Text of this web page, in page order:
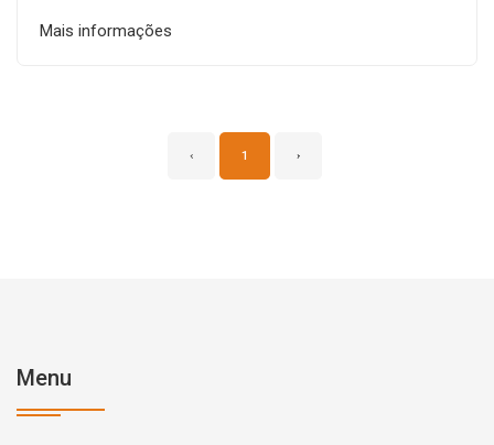
Mais informações
‹ 1 ›
Menu